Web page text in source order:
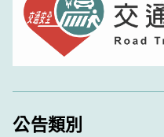
公告類別